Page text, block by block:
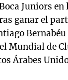
Juniors
ganar el
Mundial de
Árabes